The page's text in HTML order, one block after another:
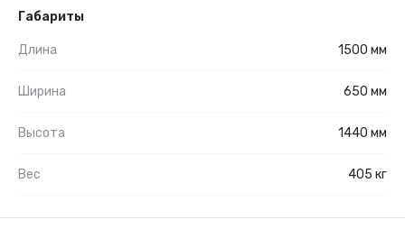
Габариты
Длина 1500 мм
Ширина 650 мм
Высота 1440 мм
Вес 405 кг